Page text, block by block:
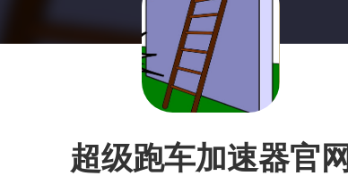
超级跑车加速器官网